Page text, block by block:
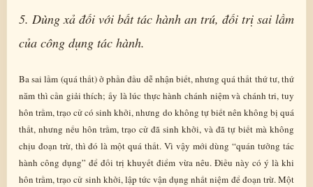
5. Dùng xả đối với bất tác hành an trú, đối trị sai lầm
của công dụng tác hành.
Ba sai lầm (quá thất) ở phần đầu dễ nhận biết, nhưng quá thất thứ tư, thứ
năm thì cần giải thích; ấy là lúc thực hành chánh niệm và chánh tri, tuy
hôn trầm, trạo cử có sinh khởi, nhưng do không tự biết nên không bị quá
thất, nhưng nếu hôn trầm, trạo cử đã sinh khởi, và đã tự biết mà không
chịu đoạn trừ, thì đó là một quá thất. Vì vậy mới dùng “quán tưởng tác
hành công dụng” để đối trị khuyết điểm vừa nêu. Điều này có ý là khi
hôn trầm, trạo cử sinh khởi, lập tức vận dụng nhất niệm để đoạn trừ. Một